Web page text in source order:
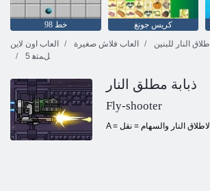
خط 98 كريس جونغ
العاب اون لاين
العاب فلاش صغيرة اطلاق النار للبنين
5 ﻞﻤﺘﻫ
ذبابة مطلق النار
Fly-shooter